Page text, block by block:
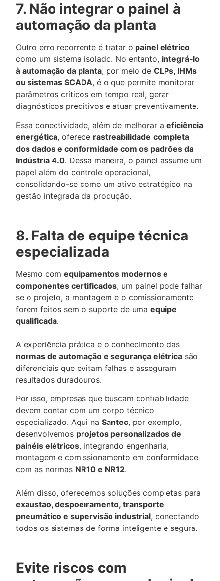
7. Não integrar o painel à
automação da planta
Outro erro recorrente é tratar o painel elétrico
como um sistema isolado. No entanto, integrá-lo
à automação da planta, por meio de CLPs, IHMs
ou sistemas SCADA, é o que permite monitorar
parâmetros críticos em tempo real, gerar
diagnósticos preditivos e atuar preventivamente.
Essa conectividade, além de melhorar a eficiência
energética, oferece rastreabilidade completa
dos dados e conformidade com os padrões da
Indústria 4.0. Dessa maneira, o painel assume um
papel além do controle operacional,
consolidando-se como um ativo estratégico na
gestão integrada da produção.
8. Falta de equipe técnica
especializada
Mesmo com equipamentos modernos e
componentes certificados, um painel pode falhar
se o projeto, a montagem e o comissionamento
forem feitos sem o suporte de uma equipe
qualificada.
A experiência prática e o conhecimento das
normas de automação e segurança elétrica são
diferenciais que evitam falhas e asseguram
resultados duradouros.
Por isso, empresas que buscam confiabilidade
devem contar com um corpo técnico
especializado. Aqui na Santec, por exemplo,
desenvolvemos projetos personalizados de
painéis elétricos, integrando engenharia,
montagem e comissionamento em conformidade
com as normas NR10 e NR12.
Além disso, oferecemos soluções completas para
exaustão, despoeiramento, transporte
pneumático e supervisão industrial, conectando
todos os sistemas de forma inteligente e segura.
Evite riscos com